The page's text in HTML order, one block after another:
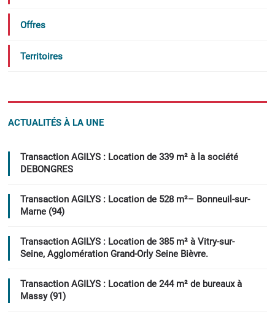
Offres
Territoires
ACTUALITÉS À LA UNE
Transaction AGILYS : Location de 339 m² à la société
DEBONGRES
Transaction AGILYS : Location de 528 m²– Bonneuil-sur-
Marne (94)
Transaction AGILYS : Location de 385 m² à Vitry-sur-
Seine, Agglomération Grand-Orly Seine Bièvre.
Transaction AGILYS : Location de 244 m² de bureaux à
Massy (91)